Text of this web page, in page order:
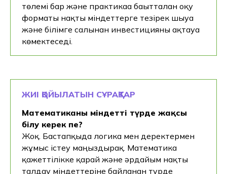
төлемі бар және практикаға бағытталған оқу
форматы нақты міндеттерге тезірек шығуға
және білімге салынған инвестицияны ақтауға
көмектеседі.
ЖИІ ҚОЙЫЛАТЫН СҰРАҚТАР
Математиканы міндетті түрде жақсы
білу керек пе?
Жоқ. Бастапқыда логика мен деректермен
жұмыс істеу маңыздырақ. Математика
қажеттілікке қарай және әрдайым нақты
талдау міндеттеріне байланған түрде